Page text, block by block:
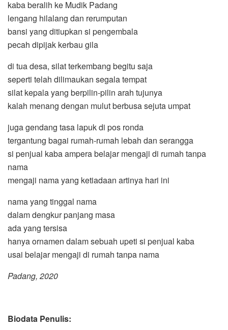
kaba beralih ke Mudik Padang
lengang hilalang dan rerumputan
bansi yang ditiupkan si pengembala
pecah dipijak kerbau gila
di tua desa, silat terkembang begitu saja
seperti telah dilimaukan segala tempat
silat kepala yang berpilin-pilin arah tujunya
kalah menang dengan mulut berbusa sejuta umpat
juga gendang tasa lapuk di pos ronda
tergantung bagai rumah-rumah lebah dan serangga
si penjual kaba ampera belajar mengaji di rumah tanpa
nama
mengaji nama yang ketiadaan artinya hari ini
nama yang tinggal nama
dalam dengkur panjang masa
ada yang tersisa
hanya ornamen dalam sebuah upeti si penjual kaba
usai belajar mengaji di rumah tanpa nama
Padang, 2020
Biodata Penulis: